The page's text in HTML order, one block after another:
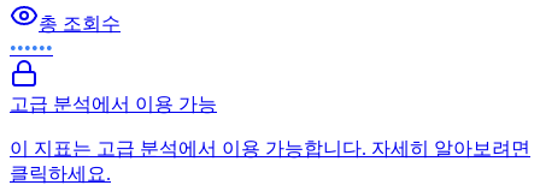
총 조회수
••••••
고급 분석에서 이용 가능
이 지표는 고급 분석에서 이용 가능합니다. 자세히 알아보려면
클릭하세요.